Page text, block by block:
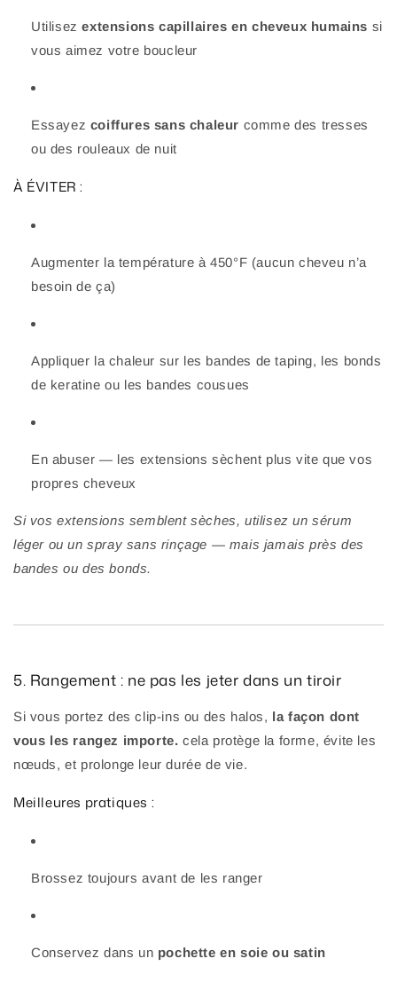
Utilisezextensions capillaires en cheveux humains si
vous aimez votre boucleur
Essayez coiffures sans chaleur comme des tresses
ou des rouleaux de nuit
À ÉVITER :
Augmenter la température à 450°F (aucun cheveu n’a
besoin de ça)
Appliquer la chaleur sur les bandes de taping, les bonds
de keratine ou les bandes cousues
En abuser — les extensions sèchent plus vite que vos
propres cheveux
Si vos extensions semblent sèches, utilisez un sérum
léger ou un spray sans rinçage — mais jamais près des
bandes ou des bonds.
5. Rangement : ne pas les jeter dans un tiroir
Si vous portez des clip-ins ou des halos, la façon dont
vous les rangez importe. cela protège la forme, évite les
nœuds, et prolonge leur durée de vie.
Meilleures pratiques :
Brossez toujours avant de les ranger
Conservez dans un pochette en soie ou satin